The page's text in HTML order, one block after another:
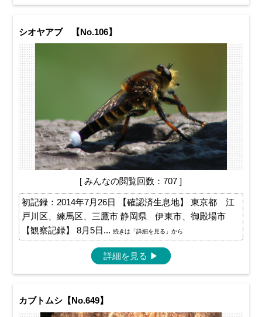
シオヤアブ 【No.106】
[ みんなの閲覧回数：707 ]
初記録：2014年7月26日 【確認済生息地】 東京都 江
戸川区、練馬区、三鷹市 静岡県 伊東市、御殿場市
【観察記録】 8月5日... 続きは「詳細を見る」から
詳細を見る ▶
カブトムシ【No.649】